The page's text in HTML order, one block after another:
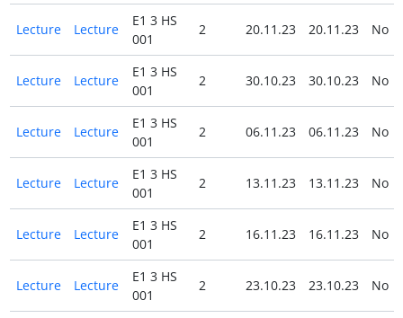
Lecture Lecture
E1 3 HS
001
2 20.11.23 20.11.23 No
Lecture Lecture
E1 3 HS
001
2 30.10.23 30.10.23 No
Lecture Lecture
E1 3 HS
001
2 06.11.23 06.11.23 No
Lecture Lecture
E1 3 HS
001
2 13.11.23 13.11.23 No
Lecture Lecture
E1 3 HS
001
2 16.11.23 16.11.23 No
Lecture Lecture
E1 3 HS
001
2 23.10.23 23.10.23 No